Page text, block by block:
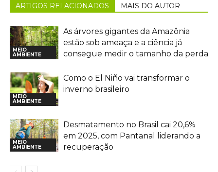
ARTIGOS RELACIONADOS MAIS DO AUTOR
MEIO
AMBIENTE
As árvores gigantes da Amazônia
estão sob ameaça e a ciência já
consegue medir o tamanho da perda
MEIO
AMBIENTE
Como o El Niño vai transformar o
inverno brasileiro
MEIO
AMBIENTE
Desmatamento no Brasil cai 20,6%
em 2025, com Pantanal liderando a
recuperação